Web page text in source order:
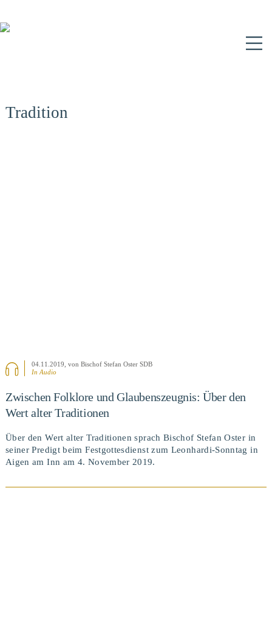
Tradition
04.11.2019 , von Bischof Stefan Oster SDB
In Audio
Zwischen Folklore und Glaubenszeugnis: Über den
Wert alter Traditionen
Über den Wert alter Traditionen sprach Bischof Stefan Oster in
seiner Predigt beim Festgottesdienst zum Leonhardi-Sonntag in
Aigen am Inn am 4. November 2019.